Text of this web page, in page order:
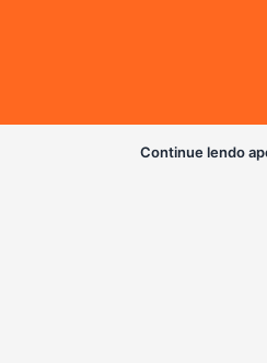
Continue lendo